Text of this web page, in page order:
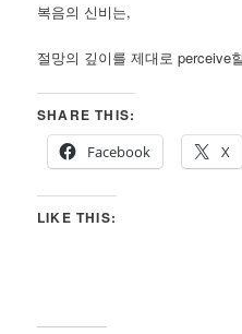
복음의 신비는,
절망의 깊이를 제대로 perceive
SHARE THIS:
Facebook
X
LIKE THIS: